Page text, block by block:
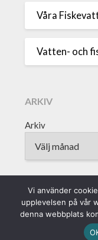
Våra
Vatten- och
ARKIV
Arkiv
Sveriges
Karlskrona •
802010-
Vi använder
upplevelsen på vår
denna webbplats